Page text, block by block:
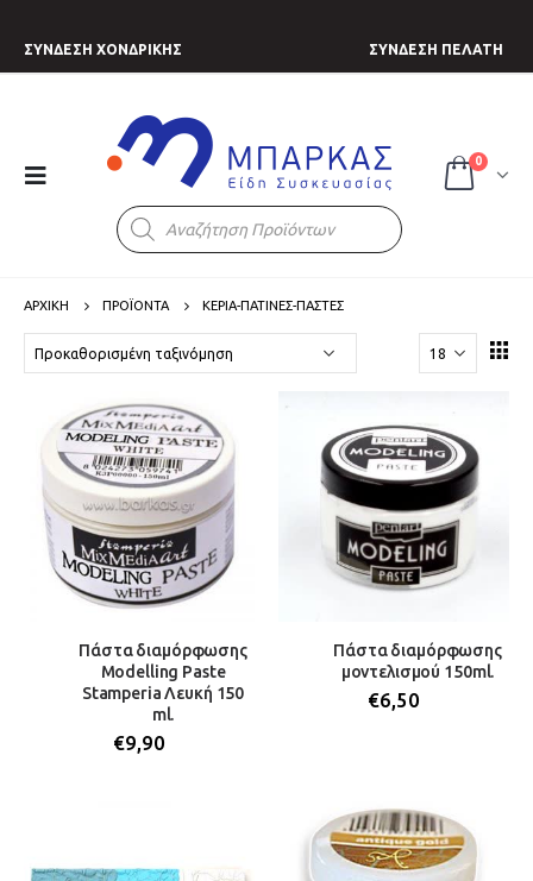
ΣΥΝΔΕΣΗ ΧΟΝΔΡΙΚΗΣ ΣΥΝΔΕΣΗ ΠΕΛΑΤΗ
Products
search
0
ΑΡΧΙΚΗ ΠΡΟΪΟΝΤΑ ΚΕΡΙΑ-ΠΑΤΙΝΕΣ-ΠΑΣΤΕΣ
Πάστα διαμόρφωσης
Modelling Paste
Stamperia Λευκή 150
ml.
€9,90
Πάστα διαμόρφωσης
μοντελισμού 150ml.
€6,50